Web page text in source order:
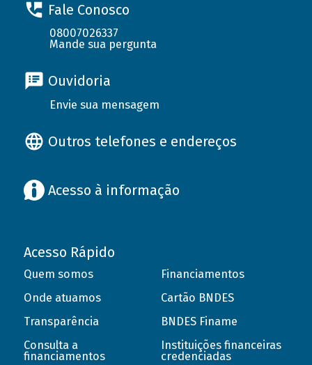
Fale Conosco
08007026337
Mande sua pergunta
Ouvidoria
Envie sua mensagem
Outros telefones e endereços
Acesso à informação
Acesso Rápido
Quem somos
Onde atuamos
Transparência
Consulta a
financiamentos
Financiamentos
Cartão BNDES
BNDES Finame
Instituições financeiras
credenciadas